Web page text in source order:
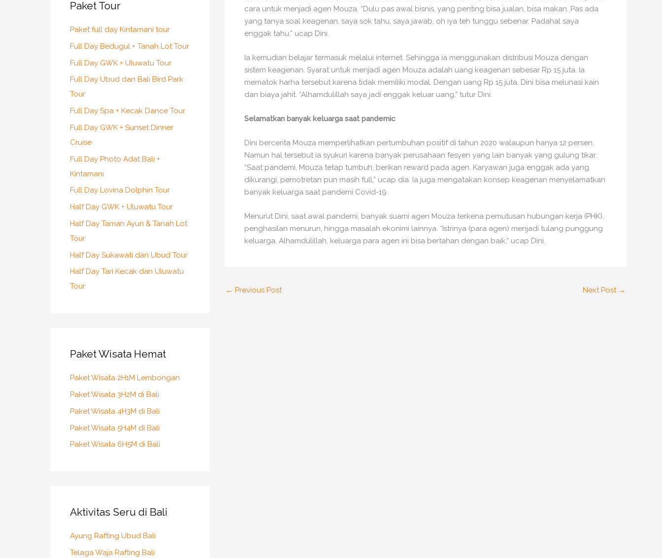
Paket Tour
Paket full day Kintamani tour
Full Day Bedugul + Tanah Lot Tour
Full Day GWK + Uluwatu Tour
Full Day Ubud dan Bali Bird Park
Tour
Full Day Spa + Kecak Dance Tour
Full Day GWK + Sunset Dinner
Cruise
Full Day Photo Adat Bali +
Kintamani
Full Day Lovina Dolphin Tour
Half Day GWK + Uluwatu Tour
Half Day Taman Ayun & Tanah Lot
Tour
Half Day Sukawati dan Ubud Tour
Half Day Tari Kecak dan Uluwatu
Tour
Paket Wisata Hemat
Paket Wisata 2H1M Lembongan
Paket Wisata 3H2M di Bali
Paket Wisata 4H3M di Bali
Paket Wisata 5H4M di Bali
Paket Wisata 6H5M di Bali
Aktivitas Seru di Bali
Ayung Rafting Ubud Bali
Telaga Waja Rafting Bali
cara untuk menjadi agen Mouza. “Dulu pas awal bisnis, yang penting bisa jualan, bisa makan. Pas ada
yang tanya soal keagenan, saya sok tahu, saya jawab, oh iya teh tunggu sebenar. Padahal saya
enggak tahu,” ucap Dini.
Ia kemudian belajar termasuk melalui internet. Sehingga ia menggunakan distribusi Mouza dengan
sistem keagenan. Syarat untuk menjadi agen Mouza adalah uang keagenan sebesar Rp 15 juta. Ia
mematok harha tersebut karena tidak memiliki modal. Dengan uang Rp 15 juta, Dini bisa melunasi kain
dan biaya jahit. “Alhamdulillah saya jadi enggak keluar uang,” tutur Dini.
Selamatkan banyak keluarga saat pandemic
Dini bercerita Mouza memperlihatkan pertumbuhan positif di tahun 2020 walaupun hanya 12 persen.
Namun hal tersebut ia syukuri karena banyak perusahaan fesyen yang lain banyak yang gulung tikar.
“Saat pandemi, Mouza tetap tumbuh, berikan reward pada agen. Karyawan juga enggak ada yang
dikurangi, pemotretan pun masih full,” ucap dia. Ia juga mengatakan konsep keagenan menyelamatkan
banyak keluarga saat pandemi Covid-19.
Menurut Dini, saat awal pandemi, banyak suami agen Mouza terkena pemutusan hubungan kerja (PHK),
penghasilan menurun, hingga masalah ekonimi lainnya. “Istrinya (para agen) menjadi tulang punggung
keluarga. Alhamdulillah, keluarga para agen ini bisa bertahan dengan baik,” ucap Dini.
← Previous Post Next Post →